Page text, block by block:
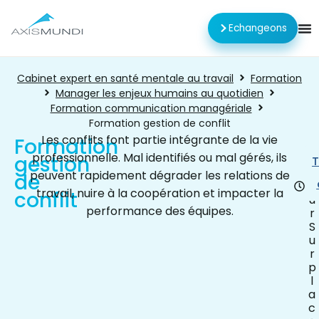
Echangeons
Cabinet expert en santé mentale au travail
Formation
Manager les enjeux humains au quotidien
Formation communication managériale
Formation gestion de conflit
Formation
gestion
de
conflit
Les conflits font partie intégrante de la vie
professionnelle. Mal identifiés ou mal gérés, ils
peuvent rapidement dégrader les relations de
travail, nuire à la coopération et impacter la
performance des équipes.
1
u
r
S
u
r
p
l
a
c